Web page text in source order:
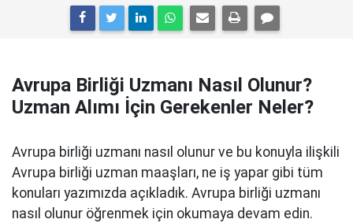
Avrupa Birliği Uzmanı Nasıl Olunur?
Uzman Alımı İçin Gerekenler Neler?
Avrupa birliği uzmanı nasıl olunur ve bu konuyla ilişkili
Avrupa birliği uzman maaşları, ne iş yapar gibi tüm
konuları yazımızda açıkladık. Avrupa birliği uzmanı
nasıl olunur öğrenmek için okumaya devam edin.